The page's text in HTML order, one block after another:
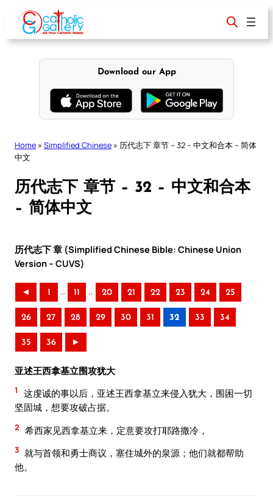
content
Download our App
Home » Simplified Chinese » 历代志下 章节 – 32 – 中文和合本 – 简体
中文
历代志下 章节 – 32 – 中文和合本
– 简体中文
历代志下 章 (Simplified Chinese Bible: Chinese Union
Version – CUVS)
◄ 1 .. 11 .. 20 21 22 23 24 25
26 27 28 29 30 31 32 33 34
35 36 ►
亚述王西拿基立围攻犹大
1
这虔诚的事以后，亚述王西拿基立来侵入犹大，围困一切
坚固城，想要攻破占据。
2 希西家见西拿基立来，定意要攻打耶路撒冷，
3 就与首领和勇士商议，塞住城外的泉源；他们就都帮助
他。